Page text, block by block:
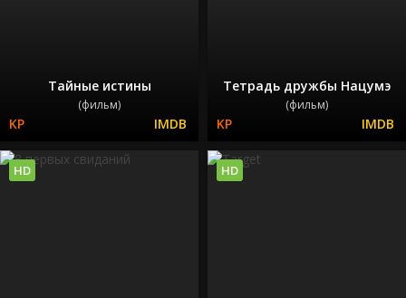
Тайные истины
(фильм)
Тетрадь дружбы Нацумэ
(фильм)
HD HD